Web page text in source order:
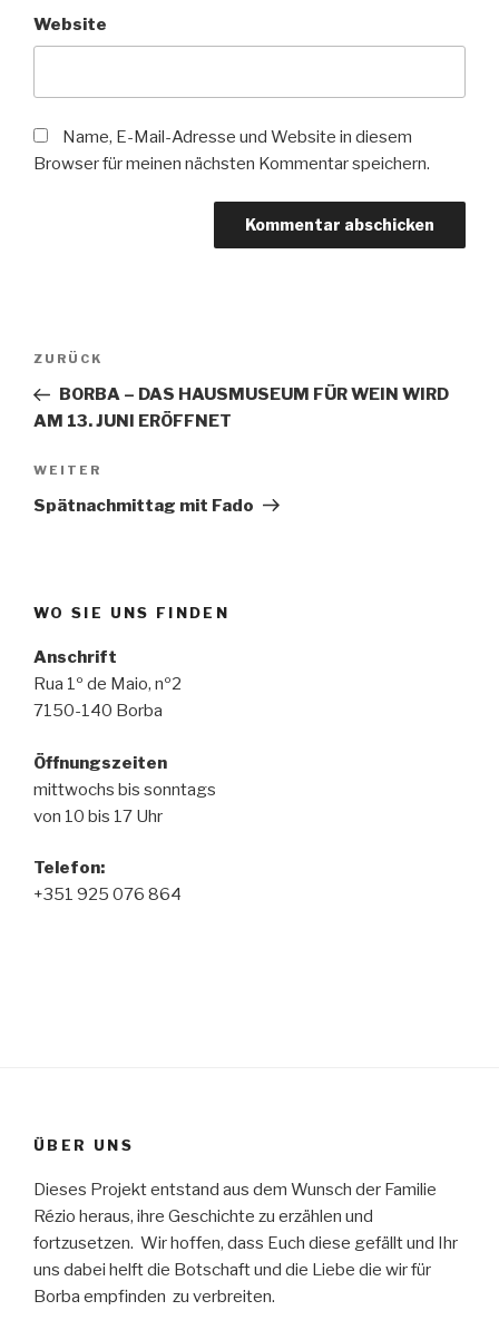
Website
Name, E-Mail-Adresse und Website in diesem
Browser für meinen nächsten Kommentar speichern.
Beitragsnavigation
Vorheriger
Beitrag
ZURÜCK
BORBA – DAS HAUSMUSEUM FÜR WEIN WIRD
AM 13. JUNI ERÖFFNET
Nächster
Beitrag
WEITER
Spätnachmittag mit Fado
WO SIE UNS FINDEN
Anschrift
Rua 1º de Maio, nº2
7150-140 Borba
Öffnungszeiten
mittwochs bis sonntags
von 10 bis 17 Uhr
Telefon:
+351 925 076 864
ÜBER UNS
Dieses Projekt entstand aus dem Wunsch der Familie
Rézio heraus, ihre Geschichte zu erzählen und
fortzusetzen. Wir hoffen, dass Euch diese gefällt und Ihr
uns dabei helft die Botschaft und die Liebe die wir für
Borba empfinden zu verbreiten.